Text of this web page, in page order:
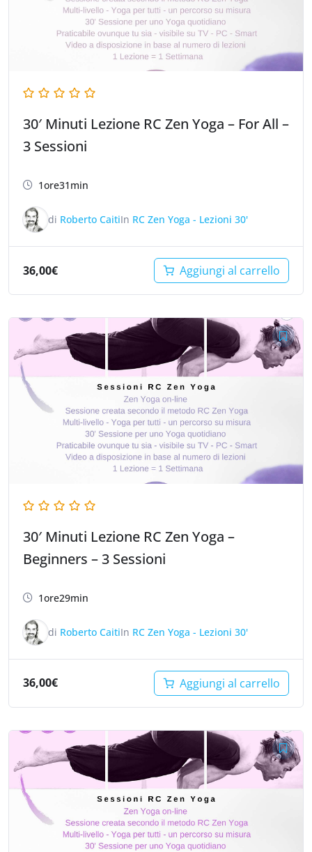
30′ Minuti Lezione RC Zen Yoga – For All –
3 Sessioni
1ore31min
di Roberto CaitiIn RC Zen Yoga - Lezioni 30'
36,00€ Aggiungi al carrello
30′ Minuti Lezione RC Zen Yoga –
Beginners – 3 Sessioni
1ore29min
di Roberto CaitiIn RC Zen Yoga - Lezioni 30'
36,00€ Aggiungi al carrello